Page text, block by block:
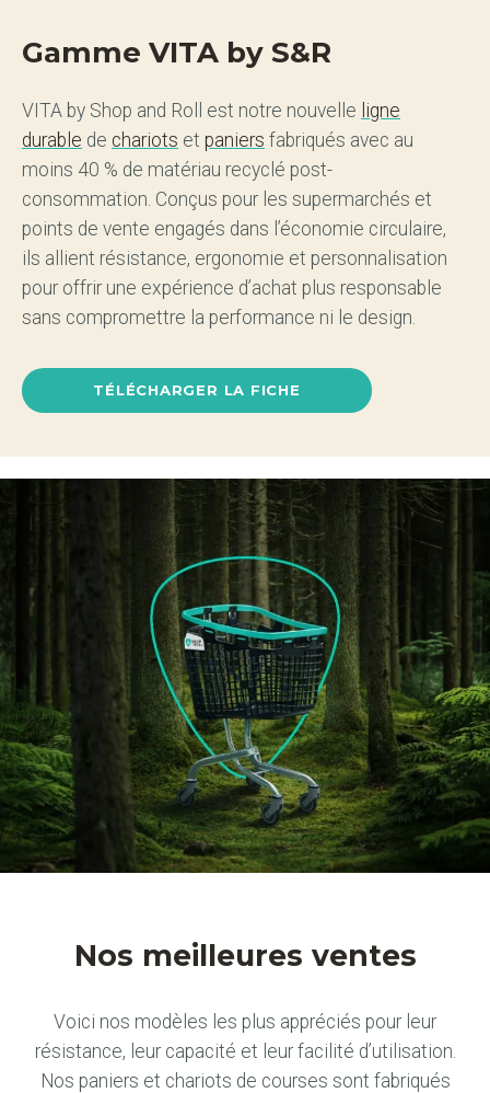
Gamme VITA by S&R
VITA by Shop and Roll est notre nouvelle ligne
durable de chariots et paniers fabriqués avec au
moins 40 % de matériau recyclé post-
consommation. Conçus pour les supermarchés et
points de vente engagés dans l’économie circulaire,
ils allient résistance, ergonomie et personnalisation
pour offrir une expérience d’achat plus responsable
sans compromettre la performance ni le design.
TÉLÉCHARGER LA FICHE
Nos meilleures ventes
Voici nos modèles les plus appréciés pour leur
résistance, leur capacité et leur facilité d’utilisation.
Nos paniers et chariots de courses sont fabriqués